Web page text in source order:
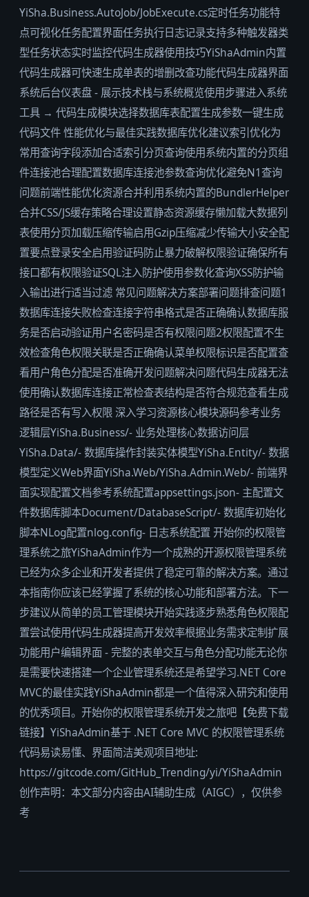
YiSha.Business.AutoJob/JobExecute.cs定时任务功能特
点可视化任务配置界面任务执行日志记录支持多种触发器类
型任务状态实时监控代码生成器使用技巧YiShaAdmin内置
代码生成器可快速生成单表的增删改查功能代码生成器界面
系统后台仪表盘 - 展示技术栈与系统概览使用步骤进入系统
工具 → 代码生成模块选择数据库表配置生成参数一键生成
代码文件 性能优化与最佳实践数据库优化建议索引优化为
常用查询字段添加合适索引分页查询使用系统内置的分页组
件连接池合理配置数据库连接池参数查询优化避免N1查询
问题前端性能优化资源合并利用系统内置的BundlerHelper
合并CSS/JS缓存策略合理设置静态资源缓存懒加载大数据列
表使用分页加载压缩传输启用Gzip压缩减少传输大小安全配
置要点登录安全启用验证码防止暴力破解权限验证确保所有
接口都有权限验证SQL注入防护使用参数化查询XSS防护输
入输出进行适当过滤️ 常见问题解决方案部署问题排查问题1
数据库连接失败检查连接字符串格式是否正确确认数据库服
务是否启动验证用户名密码是否有权限问题2权限配置不生
效检查角色权限关联是否正确确认菜单权限标识是否配置查
看用户角色分配是否准确开发问题解决问题代码生成器无法
使用确认数据库连接正常检查表结构是否符合规范查看生成
路径是否有写入权限 深入学习资源核心模块源码参考业务
逻辑层YiSha.Business/- 业务处理核心数据访问层
YiSha.Data/- 数据库操作封装实体模型YiSha.Entity/- 数据
模型定义Web界面YiSha.Web/YiSha.Admin.Web/- 前端界
面实现配置文档参考系统配置appsettings.json- 主配置文
件数据库脚本Document/DatabaseScript/- 数据库初始化
脚本NLog配置nlog.config- 日志系统配置 开始你的权限管
理系统之旅YiShaAdmin作为一个成熟的开源权限管理系统
已经为众多企业和开发者提供了稳定可靠的解决方案。通过
本指南你应该已经掌握了系统的核心功能和部署方法。下一
步建议从简单的员工管理模块开始实践逐步熟悉角色权限配
置尝试使用代码生成器提高开发效率根据业务需求定制扩展
功能用户编辑界面 - 完整的表单交互与角色分配功能无论你
是需要快速搭建一个企业管理系统还是希望学习.NET Core
MVC的最佳实践YiShaAdmin都是一个值得深入研究和使用
的优秀项目。开始你的权限管理系统开发之旅吧【免费下载
链接】YiShaAdmin基于 .NET Core MVC 的权限管理系统
代码易读易懂、界面简洁美观项目地址:
https://gitcode.com/GitHub_Trending/yi/YiShaAdmin
创作声明：本文部分内容由AI辅助生成（AIGC），仅供参
考